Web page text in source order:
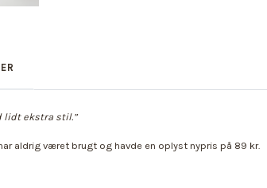
lidt ekstra stil.”
aldrig været brugt og havde en oplyst nypris på 89 kr.